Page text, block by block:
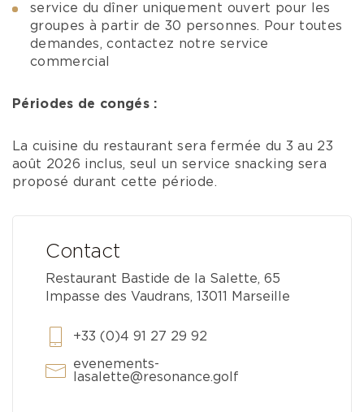
service du dîner uniquement ouvert pour les
groupes à partir de 30 personnes. Pour toutes
demandes, contactez notre service
commercial
Périodes de congés :
La cuisine du restaurant sera fermée du 3 au 23
août 2026 inclus, seul un service snacking sera
proposé durant cette période.
Contact
Restaurant Bastide de la Salette, 65
Impasse des Vaudrans, 13011 Marseille
+33 (0)4 91 27 29 92
evenements-
lasalette@resonance.golf